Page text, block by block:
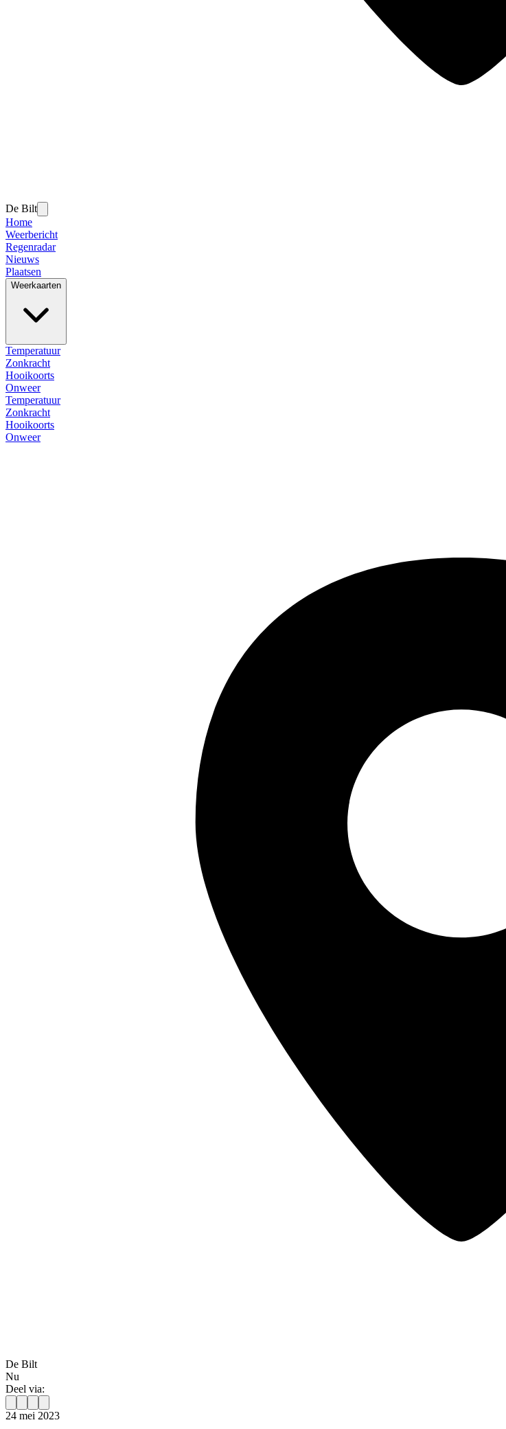
De Bilt
Home
Weerbericht
Regenradar
Nieuws
Plaatsen
Weerkaarten
Temperatuur
Zonkracht
Hooikoorts
Onweer
Temperatuur
Zonkracht
Hooikoorts
Onweer
De Bilt
Nu
Deel via:
24 mei 2023